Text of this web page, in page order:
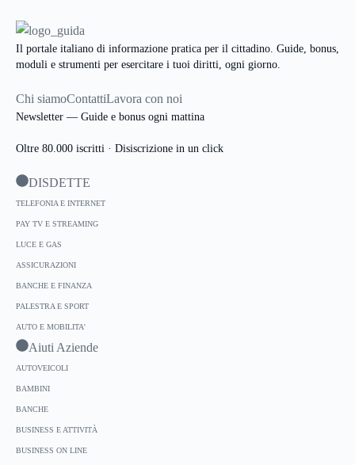
Il portale italiano di informazione pratica per il cittadino. Guide, bonus,
moduli e strumenti per esercitare i tuoi diritti, ogni giorno.
Chi siamoContattiLavora con noi
Newsletter — Guide e bonus ogni mattina
Oltre 80.000 iscritti · Disiscrizione in un click
DISDETTE
TELEFONIA E INTERNET
PAY TV E STREAMING
LUCE E GAS
ASSICURAZIONI
BANCHE E FINANZA
PALESTRA E SPORT
AUTO E MOBILITA'
Aiuti Aziende
AUTOVEICOLI
BAMBINI
BANCHE
BUSINESS E ATTIVITÀ
BUSINESS ON LINE